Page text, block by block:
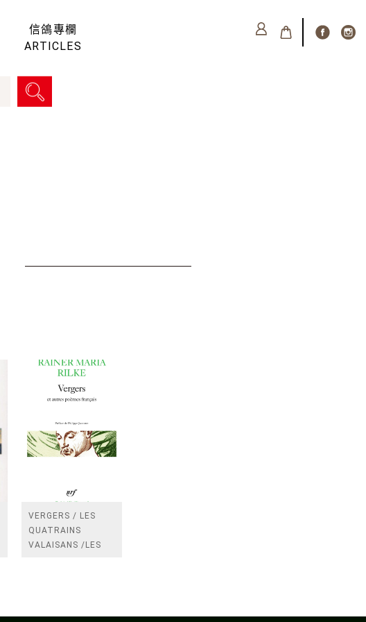
信鴿專欄
ARTICLES
VERGERS / LES
QUATRAINS
VALAISANS /LES